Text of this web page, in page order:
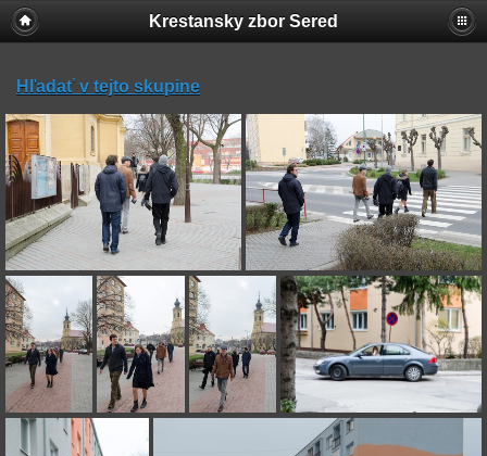
Krestansky zbor Sered
Hľadať v tejto skupine